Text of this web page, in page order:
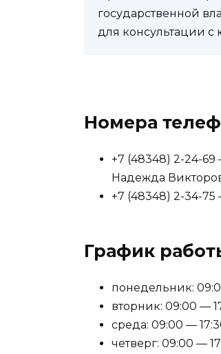
государственной
для консультации с
Номера
+7 (48348) 2-24-
Надежда
+7 (48348) 2-34-
График
понедельник:
вторник: 09:00 —
среда: 09:00 —
четверг: 09:00 —